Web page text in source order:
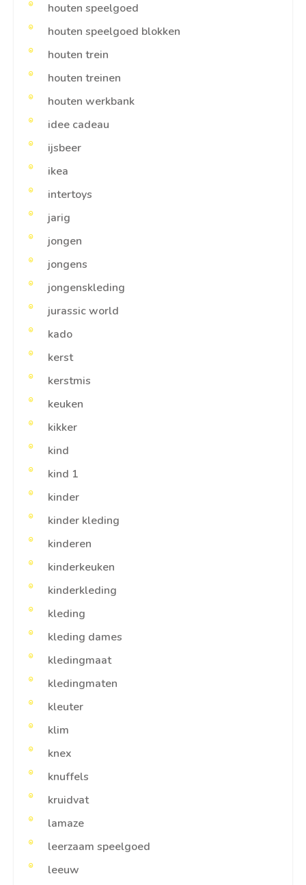
houten speelgoed
houten speelgoed blokken
houten trein
houten treinen
houten werkbank
idee cadeau
ijsbeer
ikea
intertoys
jarig
jongen
jongens
jongenskleding
jurassic world
kado
kerst
kerstmis
keuken
kikker
kind
kind 1
kinder
kinder kleding
kinderen
kinderkeuken
kinderkleding
kleding
kleding dames
kledingmaat
kledingmaten
kleuter
klim
knex
knuffels
kruidvat
lamaze
leerzaam speelgoed
leeuw